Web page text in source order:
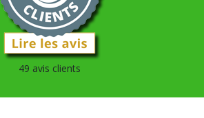
49 avis clients